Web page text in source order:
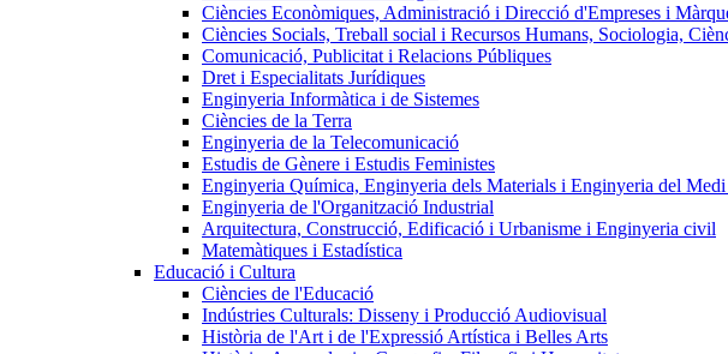
Ciències Econòmiques, Administració i Direcció d'Empreses i
Ciències Socials, Treball social i Recursos Humans, Sociologia,
Comunicació, Publicitat i Relacions Públiques
Dret i Especialitats Jurídiques
Enginyeria Informàtica i de Sistemes
Ciències de la Terra
Enginyeria de la Telecomunicació
Estudis de Gènere i Estudis Feministes
Enginyeria Química, Enginyeria dels Materials i Enginyeria del
Enginyeria de l'Organització Industrial
Arquitectura, Construcció, Edificació i Urbanisme i Enginyeria civil
Matemàtiques i Estadística
Educació i Cultura
Ciències de l'Educació
Indústries Culturals: Disseny i Producció Audiovisual
Història de l'Art i de l'Expressió Artística i Belles Arts